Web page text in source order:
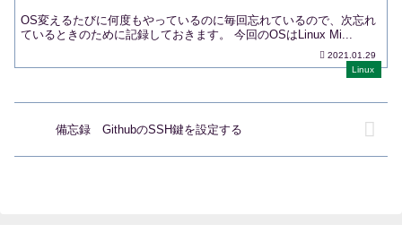
OS変えるたびに何度もやっているのに毎回忘れているので、次忘れ
ているときのために記録しておきます。 今回のOSはLinux Mi...
2021.01.29
Linux
備忘録 GithubのSSH鍵を設定する